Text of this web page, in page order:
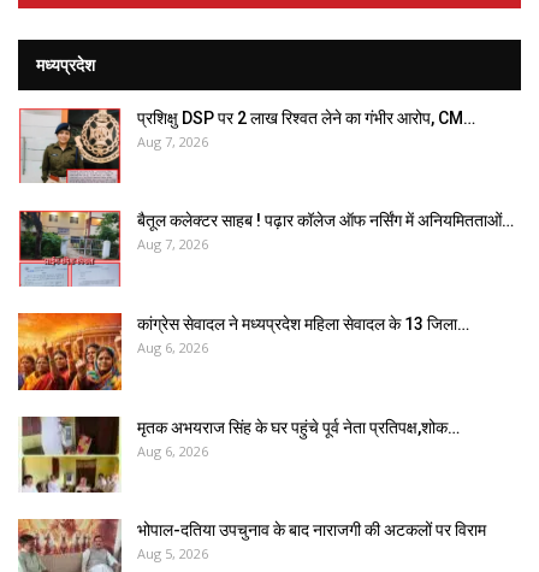
मध्यप्रदेश
प्रशिक्षु DSP पर ₹2 लाख रिश्वत लेने का गंभीर आरोप, CM…
Aug 7, 2026
बैतूल कलेक्टर साहब ! पढ़ार कॉलेज ऑफ नर्सिंग में अनियमितताओं…
Aug 7, 2026
कांग्रेस सेवादल ने मध्यप्रदेश महिला सेवादल के 13 जिला…
Aug 6, 2026
मृतक अभयराज सिंह के घर पहुंचे पूर्व नेता प्रतिपक्ष,शोक…
Aug 6, 2026
भोपाल-दतिया उपचुनाव के बाद नाराजगी की अटकलों पर विराम
Aug 5, 2026